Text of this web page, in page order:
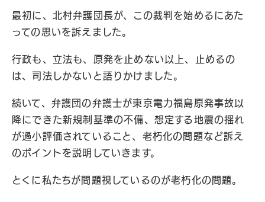
最初に、北村弁護団長が、この裁判を始めるにあた
っての思いを訴えました。
行政も、立法も、原発を止めない以上、止めるの
は、司法しかないと語りかけました。
続いて、弁護団の弁護士が東京電力福島原発事故以
降にできた新規制基準の不備、想定する地震の揺れ
が過小評価されていること、老朽化の問題など訴え
のポイントを説明していきます。
とくに私たちが問題視しているのが老朽化の問題。